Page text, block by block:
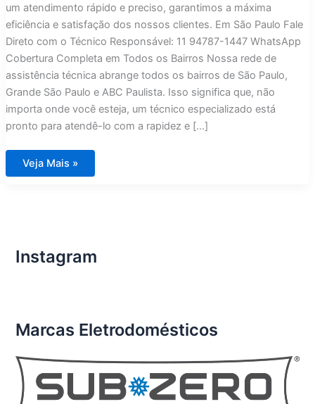
um atendimento rápido e preciso, garantimos a máxima
eficiência e satisfação dos nossos clientes. Em São Paulo Fale
Direto com o Técnico Responsável: 11 94787-1447 WhatsApp
Cobertura Completa em Todos os Bairros Nossa rede de
assistência técnica abrange todos os bairros de São Paulo,
Grande São Paulo e ABC Paulista. Isso significa que, não
importa onde você esteja, um técnico especializado está
pronto para atendê-lo com a rapidez e […]
Assistência
Técnica
Veja Mais »
Instagram
Marcas Eletrodomésticos